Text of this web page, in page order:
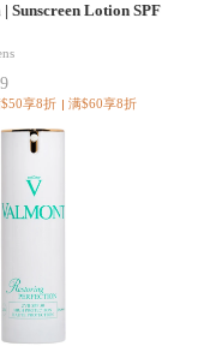
|Sunscreen Lotion SPF
享8折 满$60享8折